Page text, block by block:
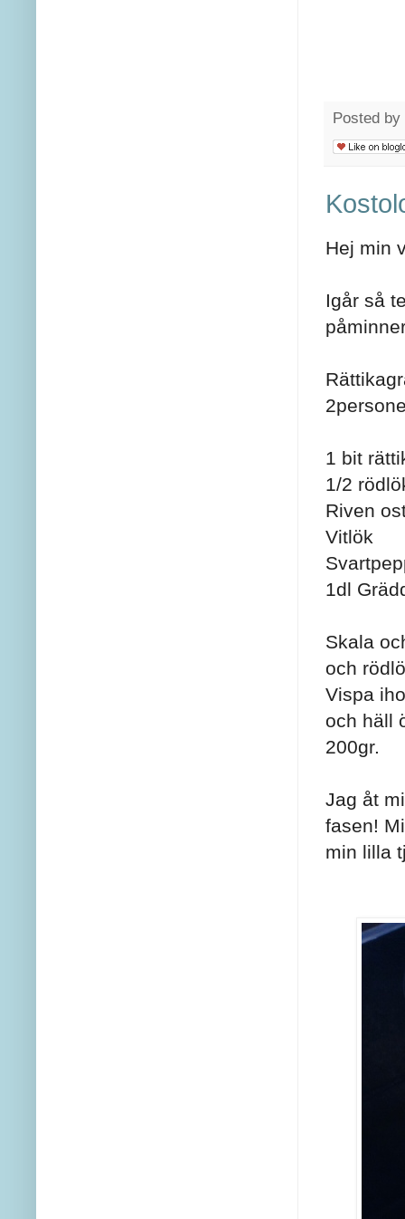
Posted by
Hej min
Igår så
1 bit
1/2
Riven
Vitlök
1dl
Skala
och
Vispa
och häll
200gr.
Jag åt
fasen!
min lilla